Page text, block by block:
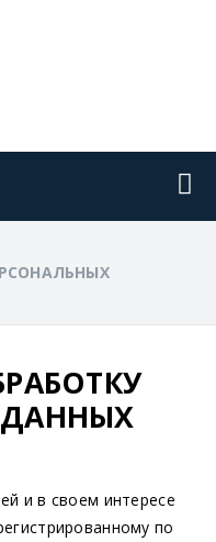
и в своем интересе
по